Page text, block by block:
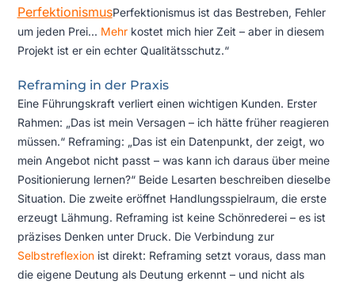
PerfektionismusPerfektionismus ist das Bestreben, Fehler
um jeden Prei... Mehrkostet mich hier Zeit – aber in diesem
Projekt ist er ein echter Qualitätsschutz.“
Reframing in der Praxis
Eine Führungskraft verliert einen wichtigen Kunden. Erster
Rahmen: „Das ist mein Versagen – ich hätte früher reagieren
müssen.“ Reframing: „Das ist ein Datenpunkt, der zeigt, wo
mein Angebot nicht passt – was kann ich daraus über meine
Positionierung lernen?“ Beide Lesarten beschreiben dieselbe
Situation. Die zweite eröffnet Handlungsspielraum, die erste
erzeugt Lähmung. Reframing ist keine Schönrederei – es ist
präzises Denken unter Druck. Die Verbindung zur
Selbstreflexionist direkt: Reframing setzt voraus, dass man
die eigene Deutung als Deutung erkennt – und nicht als